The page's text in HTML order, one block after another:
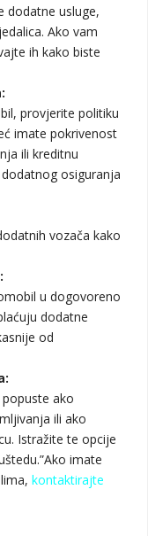
dodatne usluge,
Ako vam
ih kako biste
provjerite politiku
imate pokrivenost
ili kreditnu
osiguranja
vozača kako
u dogovoreno
dodatne
od
ako
ili ako
Istražite te opcije
imate
kontaktirajte